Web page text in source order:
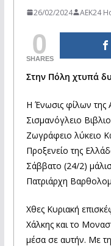
26/02/2024 AEK24
0
SHARES
Στην Πόλη χτυπά
Η Ένωσις φίλων της
Σισμανόγλειο
Ζωγράφειο λύκειο
Προξενείο της
Σάββατο (24/2)
Πατριάρχη
Χθες Κυριακή
Χάλκης και το
μέσα σε αυτήν. Με